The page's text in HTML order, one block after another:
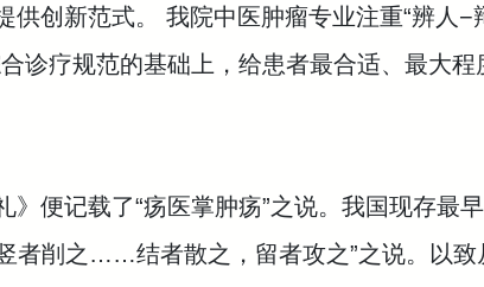
创新范式。 我院中医肿瘤专业注重“辨人−
诊疗规范的基础上，给患者最合适、最大程
便记载了“疡医掌肿疡”之说。我国现存最
者削之……结者散之，留者攻之”之说。以致